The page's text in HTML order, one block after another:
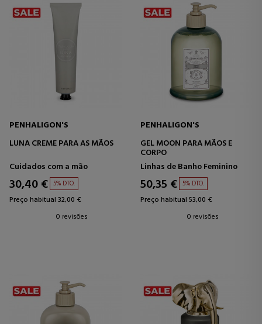
PENHALIGON'S
LUNA CREME PARA AS MÃOS
Cuidados com a mão
30,40 € 5% DTO.
Preço habitual 32,00 €
0 revisões
PENHALIGON'S
GEL MOON PARA MÃOS E
CORPO
Linhas de Banho Feminino
50,35 € 5% DTO.
Preço habitual 53,00 €
0 revisões